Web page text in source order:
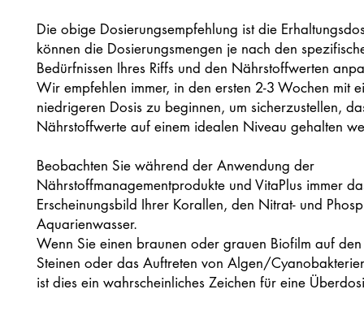
Die obige Dosierungsempfehlung ist die
können die Dosierungsmengen je nach den
Bedürfnissen Ihres Riffs und den Nährstoffwerten
Wir empfehlen immer, in den ersten 2-3 Wochen mit
niedrigeren Dosis zu beginnen, um sicherzustellen,
Nährstoffwerte auf einem idealen Niveau gehalten
Beobachten Sie während der Anwendung der
Nährstoffmanagementprodukte und VitaPlus immer
Erscheinungsbild Ihrer Korallen, den Nitrat- und
Aquarienwasser.
Wenn Sie einen braunen oder grauen Biofilm auf
Steinen oder das Auftreten von Algen/
ist dies ein wahrscheinliches Zeichen für eine